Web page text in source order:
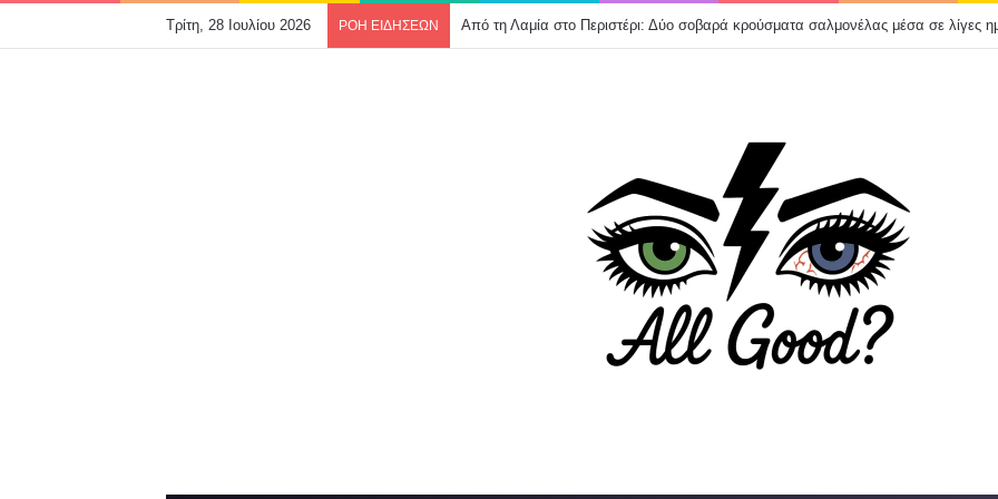
Τρίτη, 28 Ιουλίου 2026 ΡΟΗ ΕΙΔΗΣΕΩΝ